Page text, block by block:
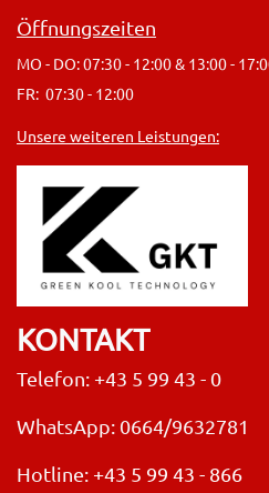
Öffnungszeiten
MO - DO: 07:30 - 12:00 & 13:00 -
FR: 07:30 - 12:00
Unsere weiteren Leistungen:
KONTAKT
Telefon: +43 5 99 43 - 0
WhatsApp: 0664/9632781
Hotline: +43 5 99 43 - 866